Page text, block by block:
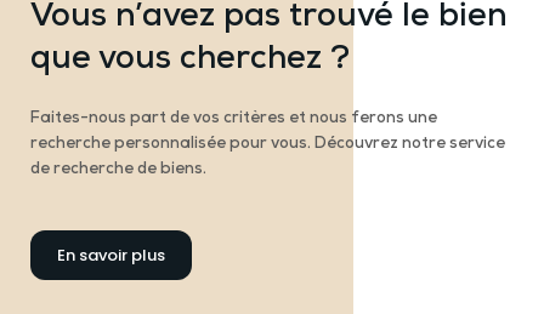
Vous n’avez pas trouvé le bien
que vous cherchez ?
Faites-nous part de vos critères et nous ferons une
recherche personnalisée pour vous. Découvrez notre service
de recherche de biens.
En savoir plus